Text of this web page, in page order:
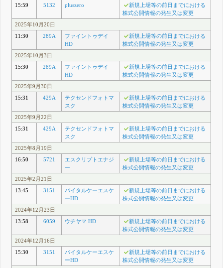
15:59
5132 pluszero
新規上場等の前日までにおける
株式公開情報の発生又は変更
2025年10月20日
11:30
289A
ファイントゥデイ
HD
新規上場等の前日までにおける
株式公開情報の発生又は変更
2025年10月3日
15:30
289A
ファイントゥデイ
HD
新規上場等の前日までにおける
株式公開情報の発生又は変更
2025年9月30日
15:31
429A
テクセンドフォトマ
スク
新規上場等の前日までにおける
株式公開情報の発生又は変更
2025年9月22日
15:31
429A
テクセンドフォトマ
スク
新規上場等の前日までにおける
株式公開情報の発生又は変更
2025年8月19日
16:50
5721
エスクリプトエナジ
ー
新規上場等の前日までにおける
株式公開情報の発生又は変更
2025年2月21日
13:45
3151
バイタルケーエスケ
ーHD
新規上場等の前日までにおける
株式公開情報の発生又は変更
2024年12月23日
13:58
6059 ウチヤマ HD
新規上場等の前日までにおける
株式公開情報の発生又は変更
2024年12月16日
15:30
3151
バイタルケーエスケ
ーHD
新規上場等の前日までにおける
株式公開情報の発生又は変更